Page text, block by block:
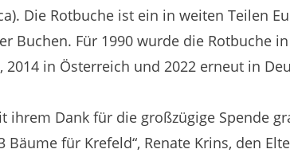
Die Rotbuche ist ein in weiten Teilen
Buchen. Für 1990 wurde die Rotbuche
2014 in Österreich und 2022 erneut in
ihrem Dank für die großzügige Spende
Bäume für Krefeld“, Renate Krins, den